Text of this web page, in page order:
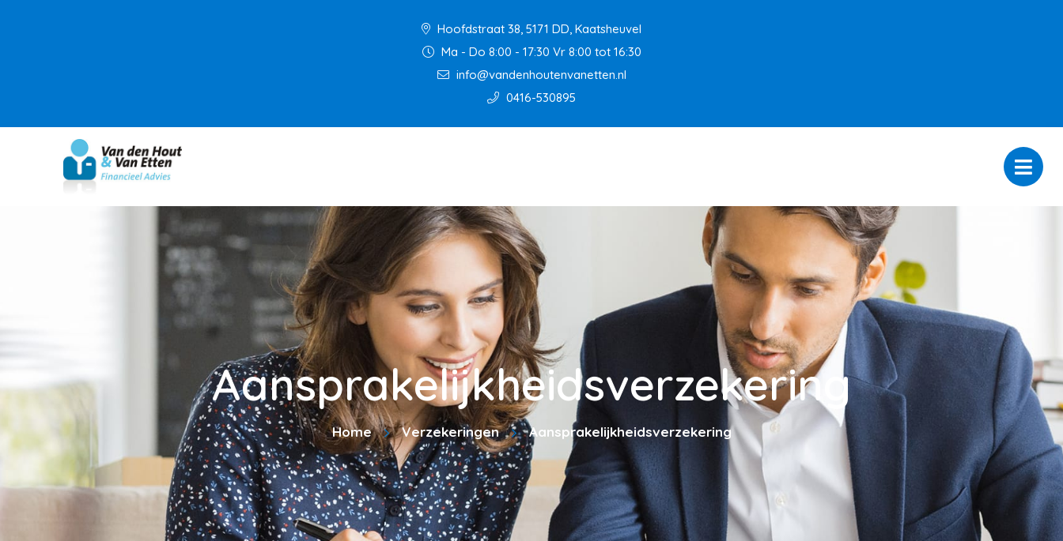
Hoofdstraat 38, 5171 DD, Kaatsheuvel
Ma - Do 8:00 - 17:30 Vr 8:00 tot 16:30
info@vandenhoutenvanetten.nl
0416-530895
Aansprakelijkheidsverzekering
Home Verzekeringen Aansprakelijkheidsverzekering